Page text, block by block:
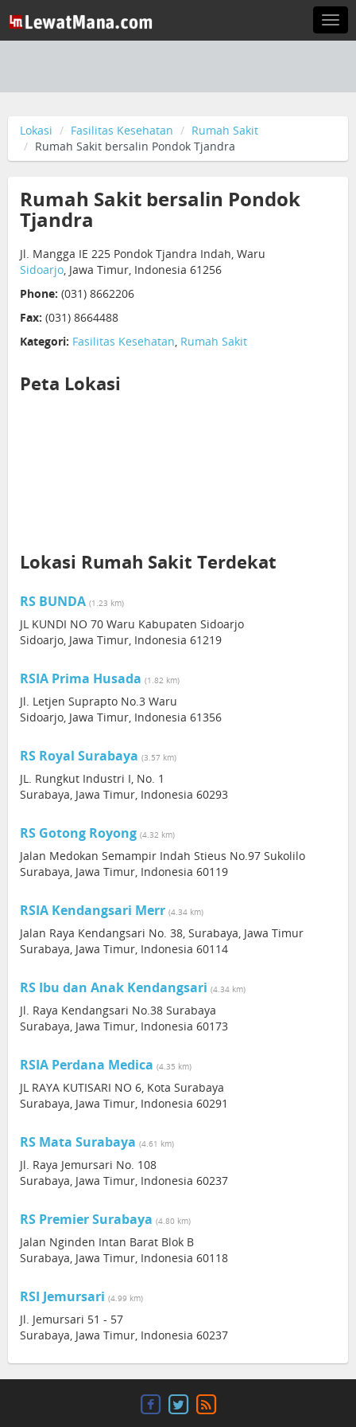
Lokasi Fasilitas Kesehatan
Rumah Sakit
Rumah Sakit bersalin Pondok Tjandra
Rumah Sakit bersalin Pondok
Tjandra
Jl. Mangga IE 225 Pondok Tjandra Indah, Waru
Sidoarjo, Jawa Timur, Indonesia 61256
Phone: (031) 8662206
Fax: (031) 8664488
Kategori: Fasilitas Kesehatan, Rumah Sakit
Peta Lokasi
Lokasi Rumah Sakit Terdekat
RS BUNDA (1.23 km)
JL KUNDI NO 70 Waru Kabupaten Sidoarjo
Sidoarjo, Jawa Timur, Indonesia 61219
RSIA Prima Husada (1.82 km)
Jl. Letjen Suprapto No.3 Waru
Sidoarjo, Jawa Timur, Indonesia 61356
RS Royal Surabaya (3.57 km)
JL. Rungkut Industri I, No. 1
Surabaya, Jawa Timur, Indonesia 60293
RS Gotong Royong (4.32 km)
Jalan Medokan Semampir Indah Stieus No.97 Sukolilo
Surabaya, Jawa Timur, Indonesia 60119
RSIA Kendangsari Merr (4.34 km)
Jalan Raya Kendangsari No. 38, Surabaya, Jawa Timur
Surabaya, Jawa Timur, Indonesia 60114
RS Ibu dan Anak Kendangsari (4.34 km)
Jl. Raya Kendangsari No.38 Surabaya
Surabaya, Jawa Timur, Indonesia 60173
RSIA Perdana Medica (4.35 km)
JL RAYA KUTISARI NO 6, Kota Surabaya
Surabaya, Jawa Timur, Indonesia 60291
RS Mata Surabaya (4.61 km)
Jl. Raya Jemursari No. 108
Surabaya, Jawa Timur, Indonesia 60237
RS Premier Surabaya (4.80 km)
Jalan Nginden Intan Barat Blok B
Surabaya, Jawa Timur, Indonesia 60118
RSI Jemursari (4.99 km)
Jl. Jemursari 51 - 57
Surabaya, Jawa Timur, Indonesia 60237